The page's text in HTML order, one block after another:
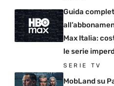
Guida
Max Italia:
le serie
SERIE TV
MobLand su